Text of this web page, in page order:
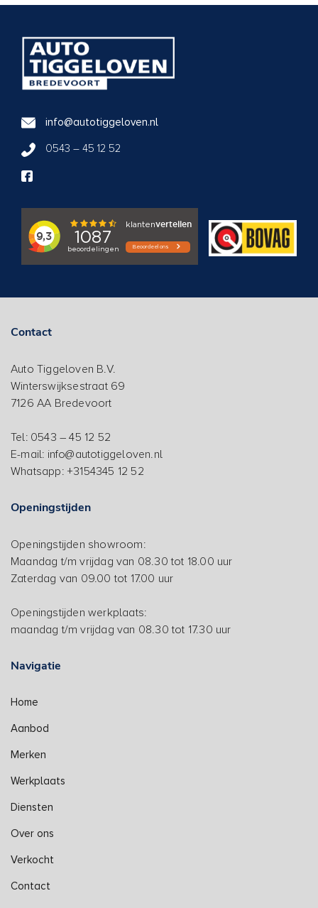
info@autotiggeloven.nl
0543 – 45 12 52
Contact
Auto Tiggeloven B.V.
Winterswijksestraat 69
7126 AA Bredevoort
Tel: 0543 – 45 12 52
E-mail: info@autotiggeloven.nl
Whatsapp: +3154345 12 52
Openingstijden
Openingstijden showroom:
Maandag t/m vrijdag van 08.30 tot 18.00 uur
Zaterdag van 09.00 tot 17.00 uur
Openingstijden werkplaats:
maandag t/m vrijdag van 08.30 tot 17.30 uur
Navigatie
Home
Aanbod
Merken
Werkplaats
Diensten
Over ons
Verkocht
Contact